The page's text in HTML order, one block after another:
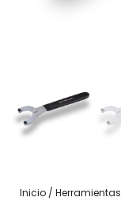
Inicio / Herramientas